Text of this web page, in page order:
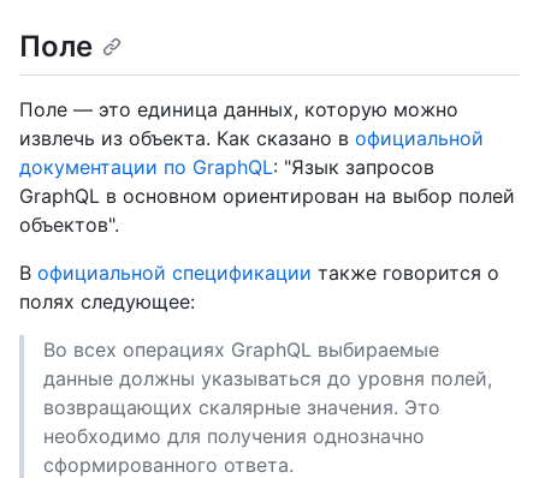
Поле
Поле — это единица данных, которую можно
извлечь из объекта. Как сказано в официальной
документации по GraphQL: "Язык запросов
GraphQL в основном ориентирован на выбор полей
объектов".
В официальной спецификации также говорится о
полях следующее:
Во всех операциях GraphQL выбираемые
данные должны указываться до уровня полей,
возвращающих скалярные значения. Это
необходимо для получения однозначно
сформированного ответа.